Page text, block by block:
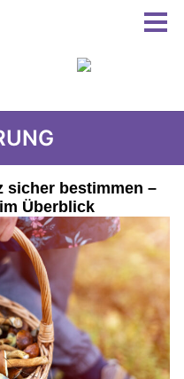
sicher bestimmen –
Überblick